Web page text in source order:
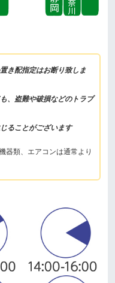
き配指定はお断り致しま
、盗難や破損などのトラブ
ることがございます
器類、エアコンは通常より